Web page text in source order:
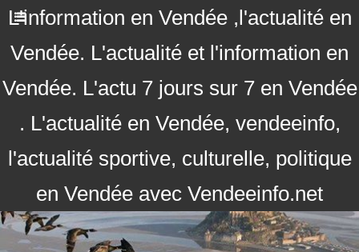
L'information en Vendée ,l'actualité en
Vendée. L'actualité et l'information en
Vendée. L'actu 7 jours sur 7 en Vendée
. L'actualité en Vendée, vendeeinfo,
l'actualité sportive, culturelle, politique
en Vendée avec Vendeeinfo.net